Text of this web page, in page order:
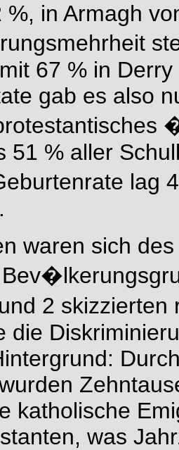
%, in Armagh
67 % in
gab es also
51 % aller
lag
waren sich
2
die
katholische
was